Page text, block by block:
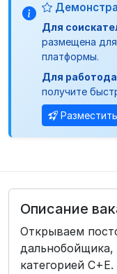
Для
размещена
платформы.
Для
получите
Описание
Открываем
дальнобойщика,
категорией